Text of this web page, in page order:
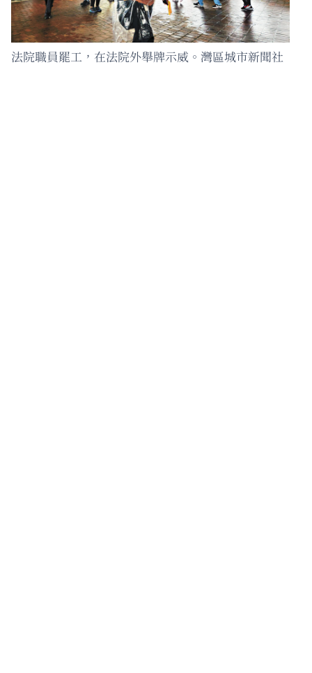
法院職員罷工，在法院外舉牌示威。灣區城市新聞社